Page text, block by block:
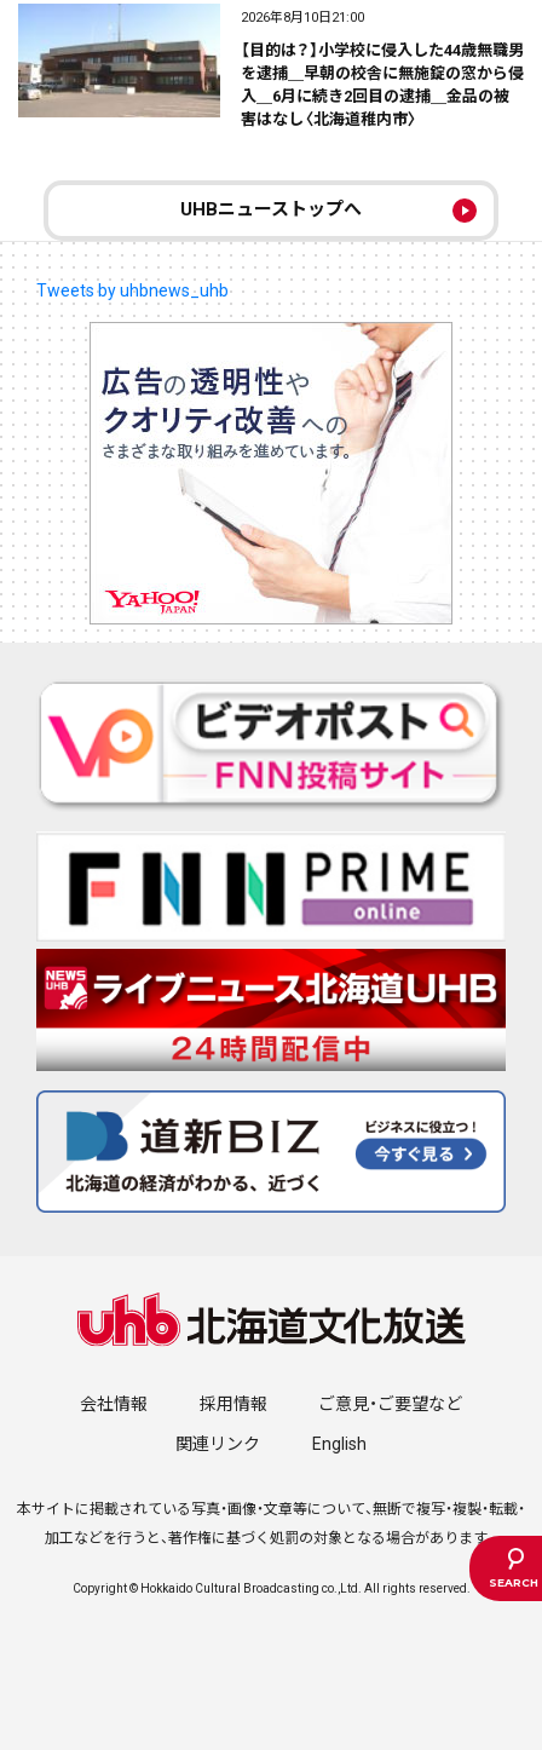
2026年8月10日21:00
【目的は？】小学校に侵入した44歳無職男
を逮捕＿早朝の校舎に無施錠の窓から侵
入＿6月に続き2回目の逮捕＿金品の被
害はなし〈北海道稚内市〉
UHBニューストップへ
Tweets by uhbnews_uhb
会社情報 採用情報 ご意見・ご要望など
関連リンク English
本サイトに掲載されている写真・画像・文章等について、無断で複写・複製・転載・
加工などを行うと、著作権に基づく処罰の対象となる場合があります。
Copyright © Hokkaido Cultural Broadcasting co.,Ltd. All rights reserved.